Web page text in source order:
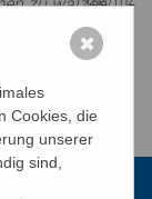
Cookies, die
unserer
sind,
✖